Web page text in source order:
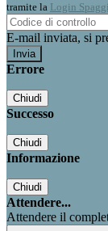
tramite la Login
E-mail inviata, si
Errore
Chiudi
Successo
Chiudi
Informazione
Chiudi
Attendere...
Attendere il